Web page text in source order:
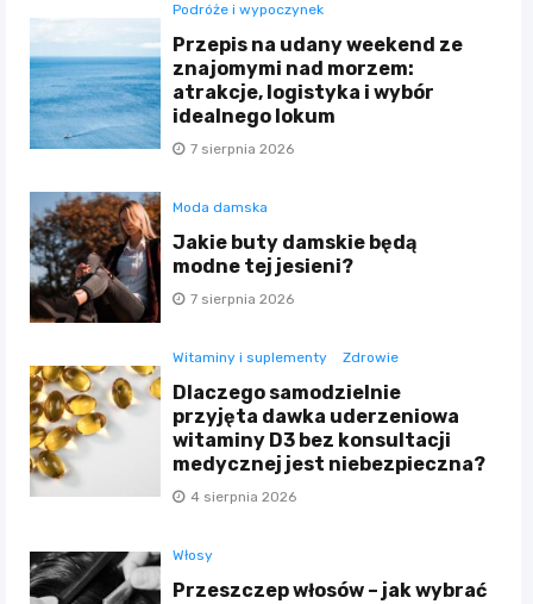
Podróże i wypoczynek
Przepis na udany weekend ze
znajomymi nad morzem:
atrakcje, logistyka i wybór
idealnego lokum
7 sierpnia 2026
Moda damska
Jakie buty damskie będą
modne tej jesieni?
7 sierpnia 2026
Witaminy i suplementy Zdrowie
Dlaczego samodzielnie
przyjęta dawka uderzeniowa
witaminy D3 bez konsultacji
medycznej jest niebezpieczna?
4 sierpnia 2026
Włosy
Przeszczep włosów – jak wybrać